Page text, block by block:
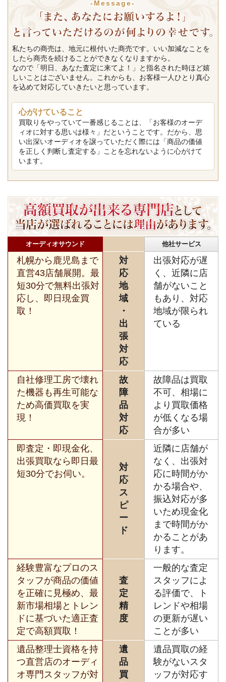
-Message-
私たちの商売は、地元に根付いた商売です。いい加減なことを
したら商売を続けることができなくなりますから。
なので「明日、あなた査定に来てよ！」と指名された時ほど嬉
しいことはございません。これからも、お客様一人ひとり真心
を込めて対応していきたいと思っています。
心がけていること
買取りをやっていて一番感じることは、「お客様のオーデ
ィオに対する思いは様々」だということです。だから、思
い出深いオーディオを譲っていただく際には「商品の価値
を正しく判断し査定する」ことを忘れないように心がけて
います。
オーディオサウンド 他社サービス
札幌から鹿児島まで
直営43店舗展開。最
短30分で無料出張対
応し、即日現金買
取！
対
応
地
域
・
出
張
対
応
出張対応が遅
く、近隣に店
舗がないこと
もあり、対応
地域が限られ
ている
自社修理工房で壊れ
た機器も再生可能な
ため高価買取を実
現！
故
障
品
対
応
故障品は買取
不可、相場に
より買取価格
が低くなる場
合が多い
即査定・即現金化、
出張買取なら即日最
短30分でお伺い。
対
応
ス
ピ
ー
ド
近隣に店舗が
なく、出張対
応に時間がか
かる場合や、
振込対応が多
いため現金化
まで時間がか
かることがあ
ります。
経験豊富なプロのス
タッフが商品の価値
を正確に見極め、最
新市場相場とトレン
ドに基づいた適正査
定で高額買取！
査
定
精
度
一般的な査定
スタッフによ
る評価で、ト
レンドや相場
の更新が遅い
ことが多い
遺品整理士資格を持
つ直営店のオーディ
オ専門スタッフが対
遺
品
買
遺品買取の経
験がないスタ
ッフが対応す